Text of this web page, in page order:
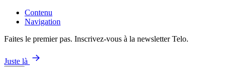
Contenu
Navigation
Faites le premier pas. Inscrivez-vous à la newsletter Telo.
Juste là